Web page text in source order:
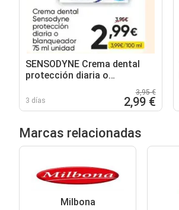
SENSODYNE Crema dental
protección diaria o
3 días
3,95 €
2,99 €
Marcas relacionadas
Milbona